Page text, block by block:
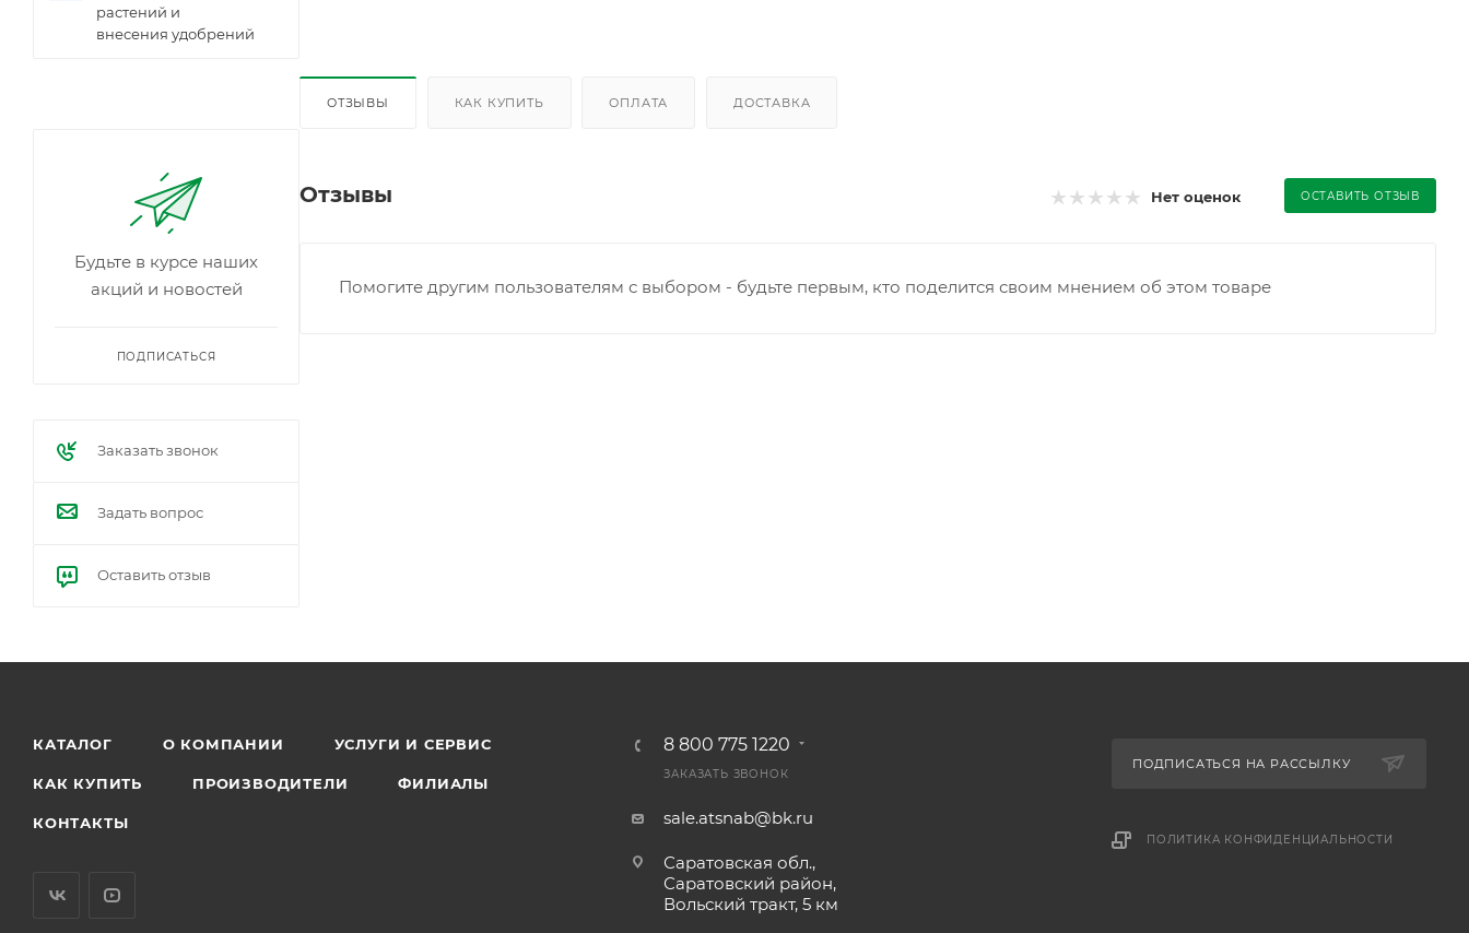
ОТЗЫВЫ КАК КУПИТЬ ОПЛАТА ДОСТАВКА
Отзывы Нет оценок ОСТАВИТЬ ОТЗЫВ
Помогите другим пользователям с выбором - будьте первым, кто поделится своим мнением об этом товаре
растений и
внесения удобрений
Будьте в курсе наших
акций и новостей
ПОДПИСАТЬСЯ
Заказать звонок
Задать вопрос
Оставить отзыв
КАТАЛОГ О КОМПАНИИ УСЛУГИ И СЕРВИС
КАК КУПИТЬ ПРОИЗВОДИТЕЛИ ФИЛИАЛЫ
КОНТАКТЫ
8 800 775 1220
ЗАКАЗАТЬ ЗВОНОК
sale.atsnab@bk.ru
Саратовская обл.,
Саратовский район,
Вольский тракт, 5 км
ПОДПИСАТЬСЯ НА РАССЫЛКУ
ПОЛИТИКА КОНФИДЕНЦИАЛЬНОСТИ